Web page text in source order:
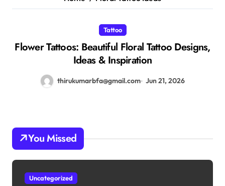
Tattoo
Flower Tattoos: Beautiful Floral Tattoo Designs,
Ideas & Inspiration
thirukumarbfa@gmail.com Jun 21, 2026
You Missed
Uncategorized